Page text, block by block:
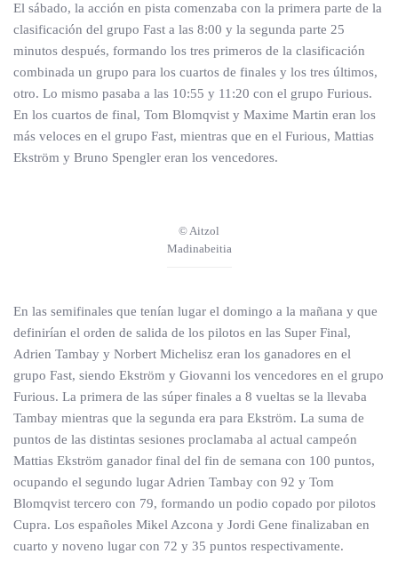
El sábado, la acción en pista comenzaba con la primera parte de la
clasificación del grupo Fast a las 8:00 y la segunda parte 25
minutos después, formando los tres primeros de la clasificación
combinada un grupo para los cuartos de finales y los tres últimos,
otro. Lo mismo pasaba a las 10:55 y 11:20 con el grupo Furious.
En los cuartos de final, Tom Blomqvist y Maxime Martin eran los
más veloces en el grupo Fast, mientras que en el Furious, Mattias
Ekström y Bruno Spengler eran los vencedores.
© Aitzol
Madinabeitia
En las semifinales que tenían lugar el domingo a la mañana y que
definirían el orden de salida de los pilotos en las Super Final,
Adrien Tambay y Norbert Michelisz eran los ganadores en el
grupo Fast, siendo Ekström y Giovanni los vencedores en el grupo
Furious. La primera de las súper finales a 8 vueltas se la llevaba
Tambay mientras que la segunda era para Ekström. La suma de
puntos de las distintas sesiones proclamaba al actual campeón
Mattias Ekström ganador final del fin de semana con 100 puntos,
ocupando el segundo lugar Adrien Tambay con 92 y Tom
Blomqvist tercero con 79, formando un podio copado por pilotos
Cupra. Los españoles Mikel Azcona y Jordi Gene finalizaban en
cuarto y noveno lugar con 72 y 35 puntos respectivamente.